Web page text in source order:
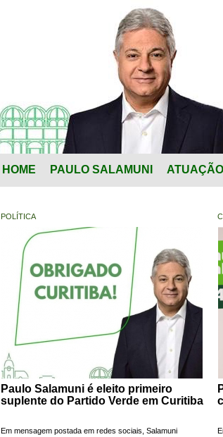
HOME PAULO SALAMUNI
POLÍTICA
Paulo Salamuni é eleito primeiro
suplente do Partido Verde em Curitiba
Em mensagem postada em redes sociais, Salamuni